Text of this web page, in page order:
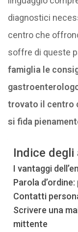
diagnostici
centro che
soffre di queste
famiglia le
trovato il centro
si fida
Indice degli
I vantaggi
Parola
Contatti
Scrivere una
mittente